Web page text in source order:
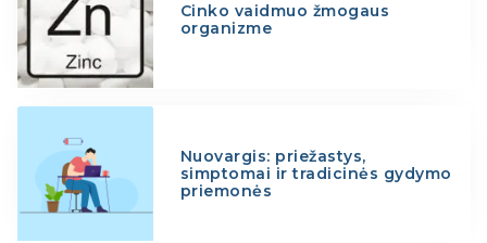
Cinko vaidmuo žmogaus
organizme
Nuovargis: priežastys,
simptomai ir tradicinės gydymo
priemonės